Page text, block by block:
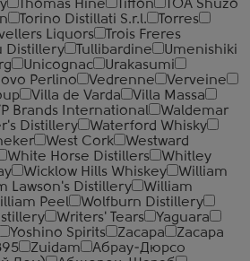
Thomas Hine Tiffon
TOA Shuzo
Torino Distillati S.r.l.
Torres
Liquors
Trois Freres
Distillery Tullibardine
Umenishiki
Unicognac
Urakasumi
Perlino Vedrenne
Verveine
Villa de Varda
Villa Massa
Brands International
Waldemar
Distillery
Waterford Whisky
West Cork
Westward
White Horse Distillers
Whitley
Wicklow Hills Whiskey
William
Lawson's Distillery
William
Peel
Wolfburn Distillery
Writers' Tears
Yaguara
Yoshino Spirits Zacapa
Zacapa
Zuidam
Абрау-Дюрсо